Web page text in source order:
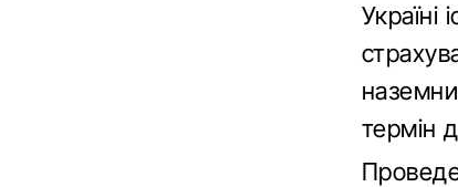
Україні
термін